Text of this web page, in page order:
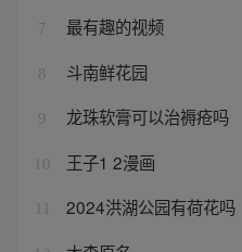
7 最有趣的视频
8 斗南鲜花园
9 龙珠软膏可以治褥疮吗
10 王子1 2漫画
2024洪湖公园有荷花吗